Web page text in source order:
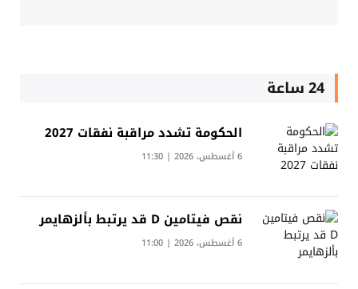
24 ساعة
الحكومة تشدد مراقبة نفقات 2027
6 أغسطس، 2026 | 11:30
نقص فيتامين D قد يرتبط بألزهايمر
6 أغسطس، 2026 | 11:00